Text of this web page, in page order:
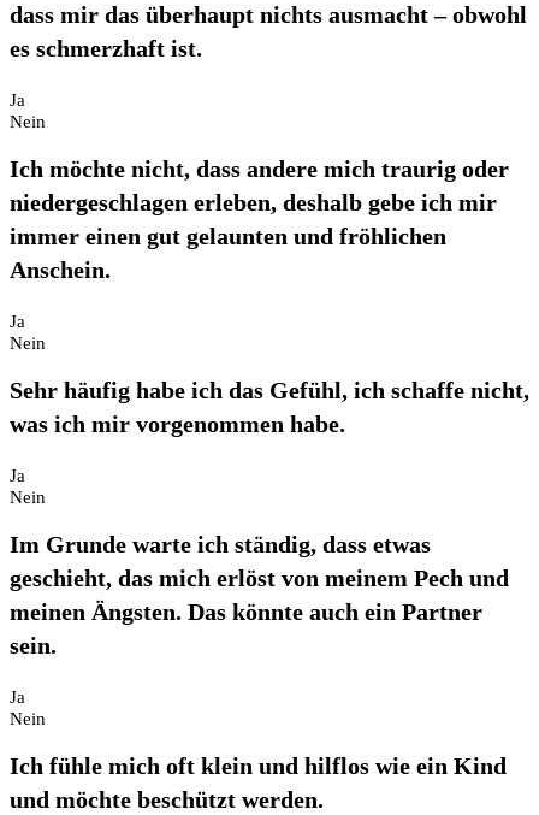
dass mir das überhaupt nichts ausmacht – obwohl
es schmerzhaft ist.
Ja
Nein
Ich möchte nicht, dass andere mich traurig oder
niedergeschlagen erleben, deshalb gebe ich mir
immer einen gut gelaunten und fröhlichen
Anschein.
Ja
Nein
Sehr häufig habe ich das Gefühl, ich schaffe nicht,
was ich mir vorgenommen habe.
Ja
Nein
Im Grunde warte ich ständig, dass etwas
geschieht, das mich erlöst von meinem Pech und
meinen Ängsten. Das könnte auch ein Partner
sein.
Ja
Nein
Ich fühle mich oft klein und hilflos wie ein Kind
und möchte beschützt werden.